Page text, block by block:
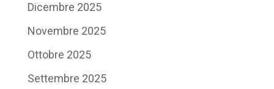
Dicembre 2025
Novembre 2025
Ottobre 2025
Settembre 2025